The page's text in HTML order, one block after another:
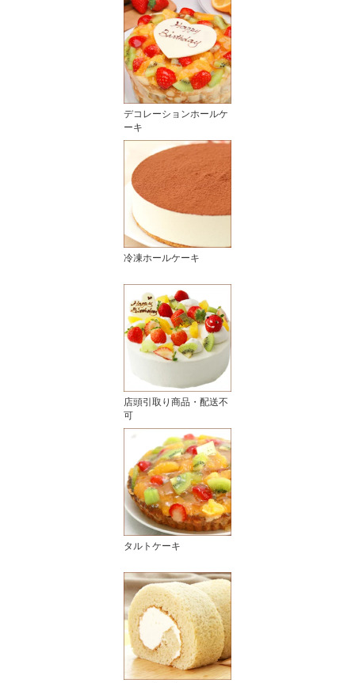
デコレーションホールケ
ーキ
冷凍ホールケーキ
店頭引取り商品・配送不
可
タルトケーキ